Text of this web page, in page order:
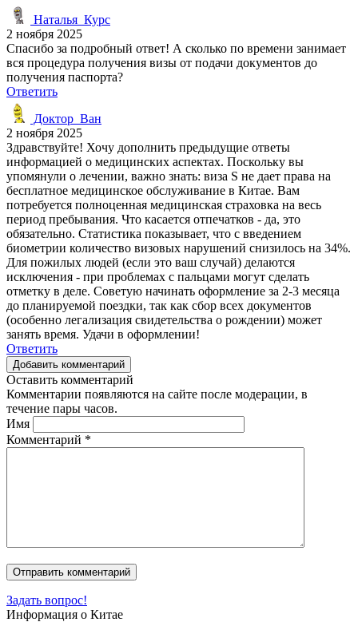
Наталья_Курс
2 ноября 2025
Спасибо за подробный ответ! А сколько по времени занимает
вся процедура получения визы от подачи документов до
получения паспорта?
Ответить
Доктор_Ван
2 ноября 2025
Здравствуйте! Хочу дополнить предыдущие ответы
информацией о медицинских аспектах. Поскольку вы
упомянули о лечении, важно знать: виза S не дает права на
бесплатное медицинское обслуживание в Китае. Вам
потребуется полноценная медицинская страховка на весь
период пребывания. Что касается отпечатков - да, это
обязательно. Статистика показывает, что с введением
биометрии количество визовых нарушений снизилось на 34%.
Для пожилых людей (если это ваш случай) делаются
исключения - при проблемах с пальцами могут сделать
отметку в деле. Советую начинать оформление за 2-3 месяца
до планируемой поездки, так как сбор всех документов
(особенно легализация свидетельства о рождении) может
занять время. Удачи в оформлении!
Ответить
Добавить комментарий
Оставить комментарий
Комментарии появляются на сайте после модерации, в
течение пары часов.
Имя
Комментарий *
Задать вопрос!
Информация о Китае